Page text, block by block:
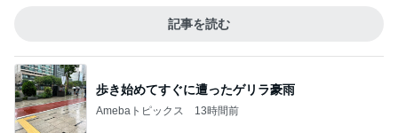
記事を読む
歩き始めてすぐに遭ったゲリラ豪雨
Amebaトピックス 13時間前